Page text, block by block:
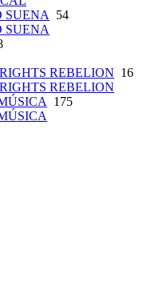
SUENA
54
SUENA
REBELION 16
REBELION
175